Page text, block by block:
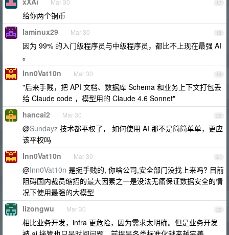
17
Mar 30
给你两个铜币
18
laminux29 Mar 30
因为 99% 的入门级程序员与中级程序员，都比不上现在最强 AI
。
19
Inn0Vat10n Mar 30
"后来手贱，把 API 文档、数据库 Schema 和业务上下文打包丢
给 Claude code ，模型用的 Claude 4.6 Sonnet"
20
hancai2 Mar 30
@Sundayz 技术都平权了， 如何使用 AI 那不是简简单单，更应
该平权吗
21
Inn0Vat10n Mar 30
@Inn0Vat10n 是挺手贱的, 你啥公司,安全部门没找上来吗? 目前
阻碍国内裁员缩招的最大因素之一是没法无痛保证数据安全的情
况下使用最强的大模型
22
lizongwu Mar 30
相比业务开发，infra 更危险，因为需求太明确。但是业务开发